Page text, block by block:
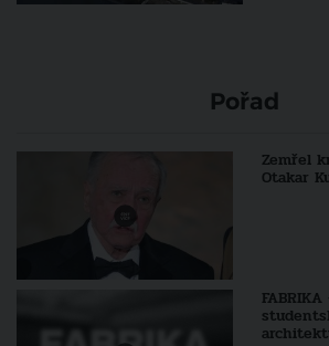
Pořad
Zemřel
Otakar